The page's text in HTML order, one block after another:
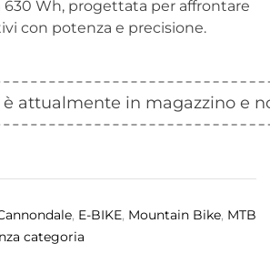
630 Wh, progettata per affrontare
con potenza e precisione.
attualmente in magazzino e
, E-BIKE, Mountain Bike, MTB
categoria